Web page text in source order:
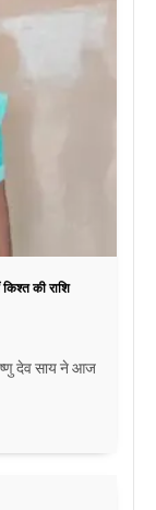
की राशि
देव साय ने आज